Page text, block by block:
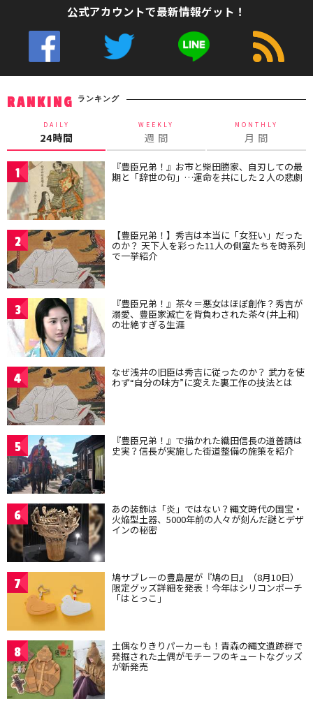
公式アカウントで最新情報ゲット！
RANKING ランキング
DAILY
24時間
WEEKLY
週 間
MONTHLY
月 間
1 『豊臣兄弟！』お市と柴田勝家、自刃しての最
期と「辞世の句」…運命を共にした２人の悲劇
2 【豊臣兄弟！】秀吉は本当に「女狂い」だった
のか？ 天下人を彩った11人の側室たちを時系列
で一挙紹介
3 『豊臣兄弟！』茶々＝悪女はほぼ創作？秀吉が
溺愛、豊臣家滅亡を背負わされた茶々(井上和)
の壮絶すぎる生涯
4 なぜ浅井の旧臣は秀吉に従ったのか？ 武力を使
わず“自分の味方”に変えた裏工作の技法とは
5 『豊臣兄弟！』で描かれた織田信長の道普請は
史実？信長が実施した街道整備の施策を紹介
6 あの装飾は「炎」ではない？縄文時代の国宝・
火焔型土器、5000年前の人々が刻んだ謎とデザ
インの秘密
7 鳩サブレーの豊島屋が『鳩の日』（8月10日）
限定グッズ詳細を発表！今年はシリコンポーチ
「はとっこ」
8 土偶なりきりパーカーも！青森の縄文遺跡群で
発掘された土偶がモチーフのキュートなグッズ
が新発売